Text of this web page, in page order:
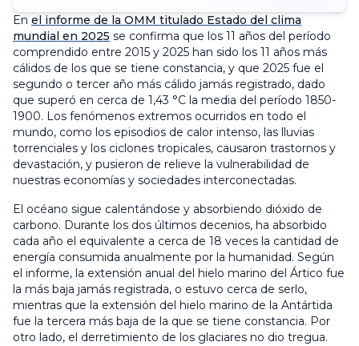
En el informe de la OMM titulado Estado del clima
mundial en 2025 se confirma que los 11 años del período
comprendido entre 2015 y 2025 han sido los 11 años más
cálidos de los que se tiene constancia, y que 2025 fue el
segundo o tercer año más cálido jamás registrado, dado
que superó en cerca de 1,43 °C la media del período 1850-
1900. Los fenómenos extremos ocurridos en todo el
mundo, como los episodios de calor intenso, las lluvias
torrenciales y los ciclones tropicales, causaron trastornos y
devastación, y pusieron de relieve la vulnerabilidad de
nuestras economías y sociedades interconectadas.
El océano sigue calentándose y absorbiendo dióxido de
carbono. Durante los dos últimos decenios, ha absorbido
cada año el equivalente a cerca de 18 veces la cantidad de
energía consumida anualmente por la humanidad. Según
el informe, la extensión anual del hielo marino del Ártico fue
la más baja jamás registrada, o estuvo cerca de serlo,
mientras que la extensión del hielo marino de la Antártida
fue la tercera más baja de la que se tiene constancia. Por
otro lado, el derretimiento de los glaciares no dio tregua.